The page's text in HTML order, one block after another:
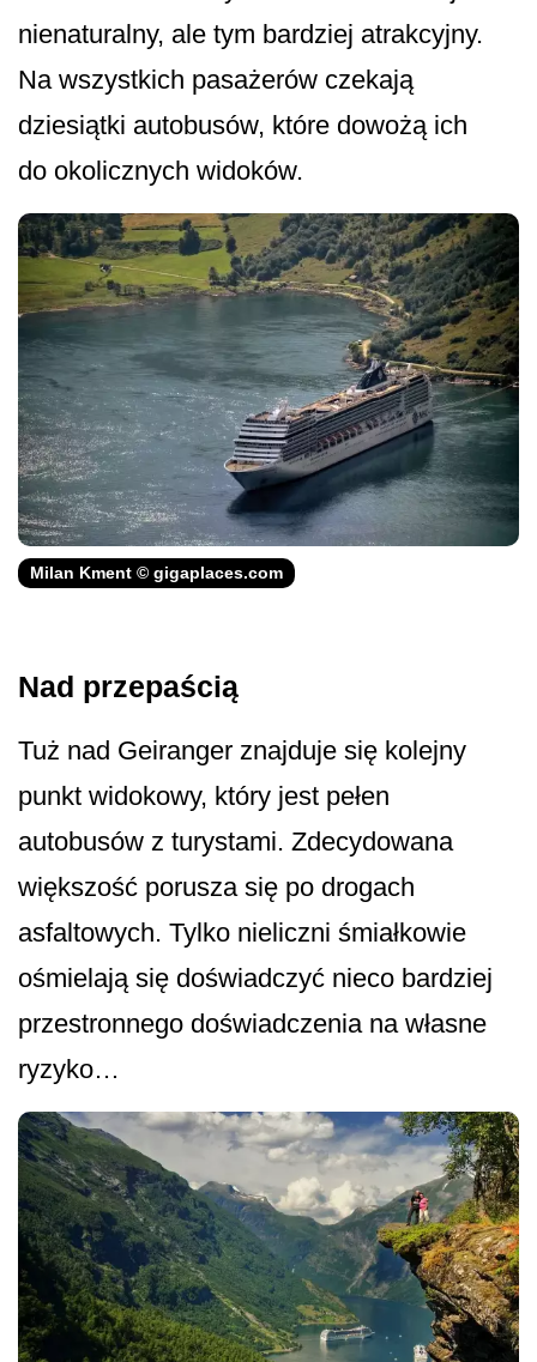
nienaturalny, ale tym bardziej atrakcyjny.
Na wszystkich pasażerów czekają
dziesiątki autobusów, które dowożą ich
do okolicznych widoków.
Milan Kment © gigaplaces.com
Nad przepaścią
Tuż nad Geiranger znajduje się kolejny
punkt widokowy, który jest pełen
autobusów z turystami. Zdecydowana
większość porusza się po drogach
asfaltowych. Tylko nieliczni śmiałkowie
ośmielają się doświadczyć nieco bardziej
przestronnego doświadczenia na własne
ryzyko…